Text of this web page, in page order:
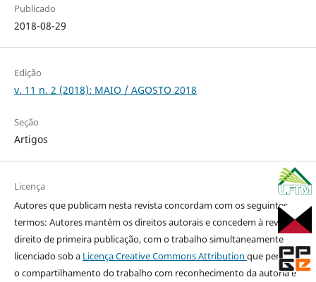
Publicado
2018-08-29
Edição
v. 11 n. 2 (2018): MAIO / AGOSTO 2018
Seção
Artigos
Licença
Autores que publicam nesta revista concordam com os seguintes
termos: Autores mantém os direitos autorais e concedem à revista o
direito de primeira publicação, com o trabalho simultaneamente
licenciado sob a Licença Creative Commons Attribution que permite
o compartilhamento do trabalho com reconhecimento da autoria e